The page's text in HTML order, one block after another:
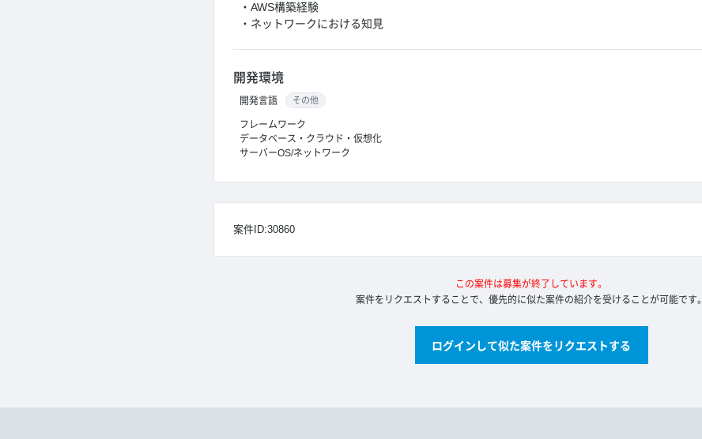
・AWS構築経験
・ネットワークにおける知見
開発環境
開発言語 その他
フレームワーク
データベース・クラウド・仮想化
サーバーOS/ネットワーク
案件ID:30860
この案件は募集が終了しています。
案件をリクエストすることで、優先的に似た案件の紹介を受けることが可能です。
ログインして似た案件をリクエストする